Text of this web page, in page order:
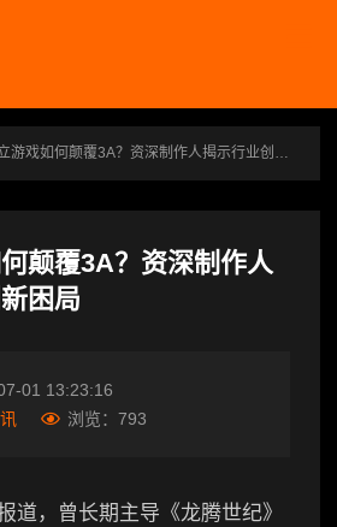
游戏如何颠覆3A？资深制作人揭示行业创新困局
颠覆3A？资深制作人
困局
01 13:23:16
浏览： 793
道，曾长期主导《龙腾世纪》